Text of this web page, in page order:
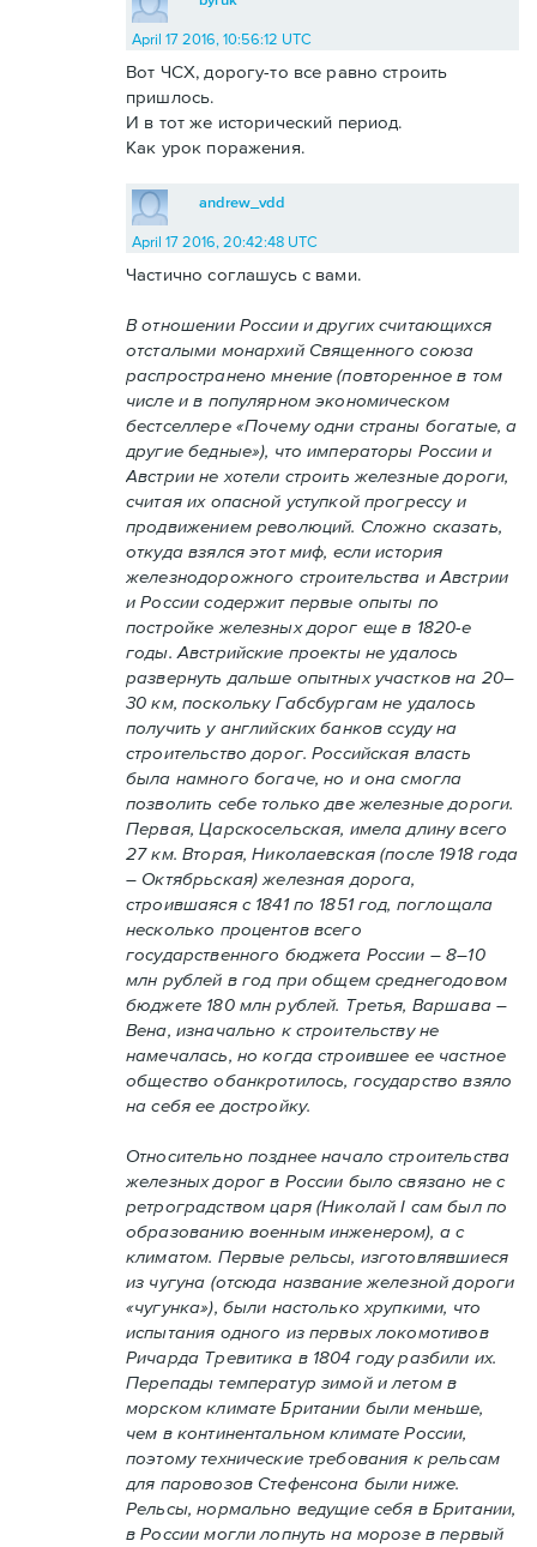
April 17 2016, 10:56:12 UTC
Вот ЧСХ, дорогу-то все равно строить
пришлось.
И в тот же исторический период.
Как урок поражения.
andrew_vdd
April 17 2016, 20:42:48 UTC
Частично соглашусь с вами.
В отношении России и других считающихся
отсталыми монархий Священного союза
распространено мнение (повторенное в том
числе и в популярном экономическом
бестселлере «Почему одни страны богатые, а
другие бедные»), что императоры России и
Австрии не хотели строить железные дороги,
считая их опасной уступкой прогрессу и
продвижением революций. Сложно сказать,
откуда взялся этот миф, если история
железнодорожного строительства и Австрии
и России содержит первые опыты по
постройке железных дорог еще в 1820-е
годы. Австрийские проекты не удалось
развернуть дальше опытных участков на 20–
30 км, поскольку Габсбургам не удалось
получить у английских банков ссуду на
строительство дорог. Российская власть
была намного богаче, но и она смогла
позволить себе только две железные дороги.
Первая, Царскосельская, имела длину всего
27 км. Вторая, Николаевская (после 1918 года
– Октябрьская) железная дорога,
строившаяся с 1841 по 1851 год, поглощала
несколько процентов всего
государственного бюджета России – 8–10
млн рублей в год при общем среднегодовом
бюджете 180 млн рублей. Третья, Варшава –
Вена, изначально к строительству не
намечалась, но когда строившее ее частное
общество обанкротилось, государство взяло
на себя ее достройку.
Относительно позднее начало строительства
железных дорог в России было связано не с
ретроградством царя (Николай I сам был по
образованию военным инженером), а с
климатом. Первые рельсы, изготовлявшиеся
из чугуна (отсюда название железной дороги
«чугунка»), были настолько хрупкими, что
испытания одного из первых локомотивов
Ричарда Тревитика в 1804 году разбили их.
Перепады температур зимой и летом в
морском климате Британии были меньше,
чем в континентальном климате России,
поэтому технические требования к рельсам
для паровозов Стефенсона были ниже.
Рельсы, нормально ведущие себя в Британии,
в России могли лопнуть на морозе в первый